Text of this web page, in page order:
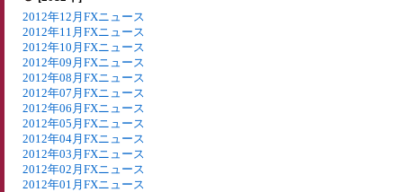
2012年12月FXニュース
2012年11月FXニュース
2012年10月FXニュース
2012年09月FXニュース
2012年08月FXニュース
2012年07月FXニュース
2012年06月FXニュース
2012年05月FXニュース
2012年04月FXニュース
2012年03月FXニュース
2012年02月FXニュース
2012年01月FXニュース